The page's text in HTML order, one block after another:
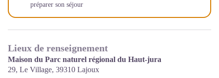
préparer son séjour
Lieux de renseignement
Maison du Parc naturel régional du Haut-jura
29, Le Village, 39310 Lajoux